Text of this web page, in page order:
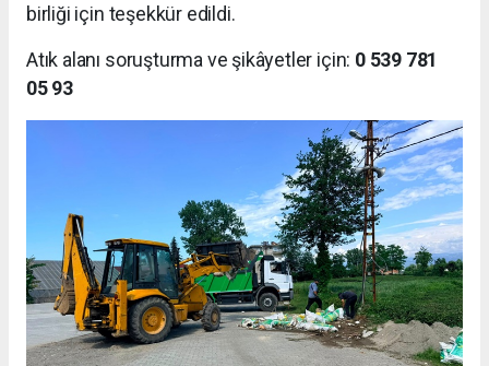
birliği için teşekkür edildi.
Atık alanı soruşturma ve şikâyetler için: 0 539 781
05 93